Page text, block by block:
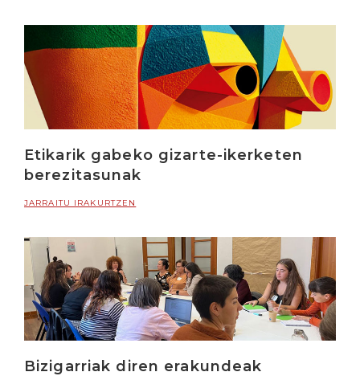
Etikarik gabeko gizarte-ikerketen
berezitasunak
JARRAITU IRAKURTZEN
Bizigarriak diren erakundeak